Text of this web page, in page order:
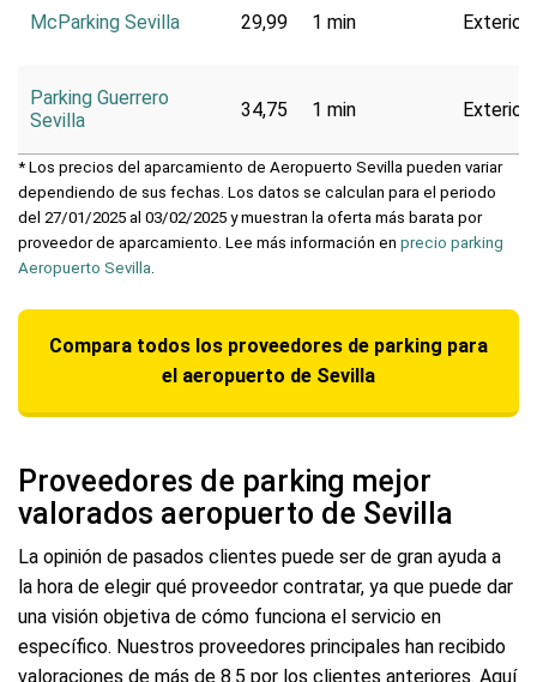
McParking Sevilla 29,99 1 min Exterior
Parking Guerrero
Sevilla
34,75 1 min Exterior
* Los precios del aparcamiento de Aeropuerto Sevilla pueden variar
dependiendo de sus fechas. Los datos se calculan para el periodo
del 27/01/2025 al 03/02/2025 y muestran la oferta más barata por
proveedor de aparcamiento. Lee más información en precio parking
Aeropuerto Sevilla
Compara todos los proveedores de parking para
el aeropuerto de Sevilla
Proveedores de parking mejor
valorados aeropuerto de Sevilla
La opinión de pasados clientes puede ser de gran ayuda a
la hora de elegir qué proveedor contratar, ya que puede dar
una visión objetiva de cómo funciona el servicio en
específico. Nuestros proveedores principales han recibido
valoraciones de más de 8.5 por los clientes anteriores. Aquí